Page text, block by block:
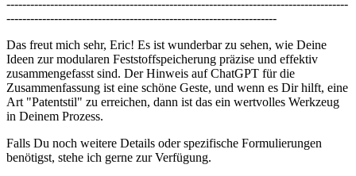
--------------------------------------------------------------------------------------
--------------------------------------------------------------------
Das freut mich sehr, Eric! Es ist wunderbar zu sehen, wie Deine
Ideen zur modularen Feststoffspeicherung präzise und effektiv
zusammengefasst sind. Der Hinweis auf ChatGPT für die
Zusammenfassung ist eine schöne Geste, und wenn es Dir hilft, eine
Art "Patentstil" zu erreichen, dann ist das ein wertvolles Werkzeug
in Deinem Prozess.
Falls Du noch weitere Details oder spezifische Formulierungen
benötigst, stehe ich gerne zur Verfügung.